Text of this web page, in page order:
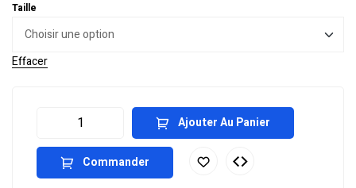
Taille
Effacer
Ajouter Au Panier
Commander